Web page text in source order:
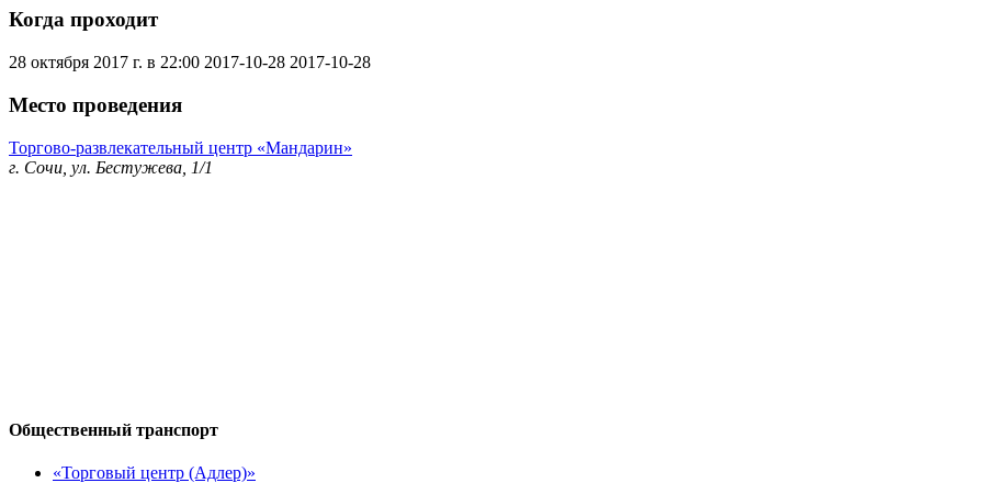
Когда проходит
28 октября 2017 г. в 22:00 2017-10-28 2017-10-28
Место проведения
Торгово-развлекательный центр «Мандарин»
г. Сочи, ул. Бестужева, 1/1
Общественный транспорт
«Торговый центр (Адлер)»